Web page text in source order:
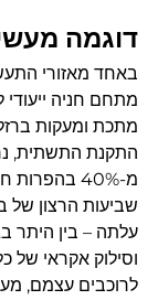
דוגמה
באחד מאזורי
מתחם חניה
מתכת ומעקות
התקנת התשתית,
מ-40%
שביעות הרצון
עלתה – בין היתר
וסילוק אקראי של
לרוכבים עצמם,